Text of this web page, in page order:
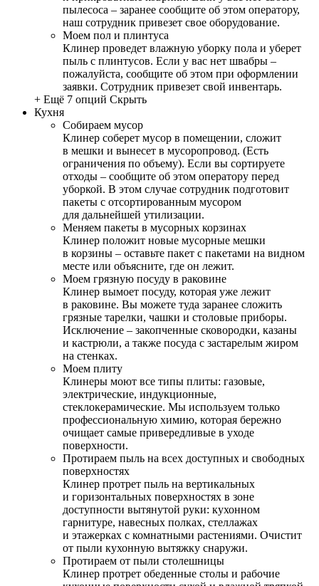
пылесоса – заранее сообщите об этом оператору,
наш сотрудник привезет свое оборудование.
Моем пол и плинтуса
Клинер проведет влажную уборку пола и уберет
пыль с плинтусов. Если у вас нет швабры –
пожалуйста, сообщите об этом при оформлении
заявки. Сотрудник привезет свой инвентарь.
+ Ещё 7 опций Скрыть
Кухня
Собираем мусор
Клинер соберет мусор в помещении, сложит
в мешки и вынесет в мусоропровод. (Есть
ограничения по объему). Если вы сортируете
отходы – сообщите об этом оператору перед
уборкой. В этом случае сотрудник подготовит
пакеты с отсортированным мусором
для дальнейшей утилизации.
Меняем пакеты в мусорных корзинах
Клинер положит новые мусорные мешки
в корзины – оставьте пакет с пакетами на видном
месте или объясните, где он лежит.
Моем грязную посуду в раковине
Клинер вымоет посуду, которая уже лежит
в раковине. Вы можете туда заранее сложить
грязные тарелки, чашки и столовые приборы.
Исключение – закопченные сковородки, казаны
и кастрюли, а также посуда с застарелым жиром
на стенках.
Моем плиту
Клинеры моют все типы плиты: газовые,
электрические, индукционные,
стеклокерамические. Мы используем только
профессиональную химию, которая бережно
очищает самые привередливые в уходе
поверхности.
Протираем пыль на всех доступных и свободных
поверхностях
Клинер протрет пыль на вертикальных
и горизонтальных поверхностях в зоне
доступности вытянутой руки: кухонном
гарнитуре, навесных полках, стеллажах
и этажерках с комнатными растениями. Очистит
от пыли кухонную вытяжку снаружи.
Протираем от пыли столешницы
Клинер протрет обеденные столы и рабочие